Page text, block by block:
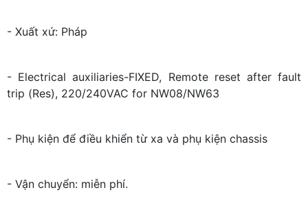
- Xuất xứ: Pháp
- Electrical auxiliaries-FIXED, Remote reset after fault
trip (Res), 220/240VAC for NW08/NW63
- Phụ kiện để điều khiển từ xa và phụ kiện chassis
- Vận chuyển: miễn phí.